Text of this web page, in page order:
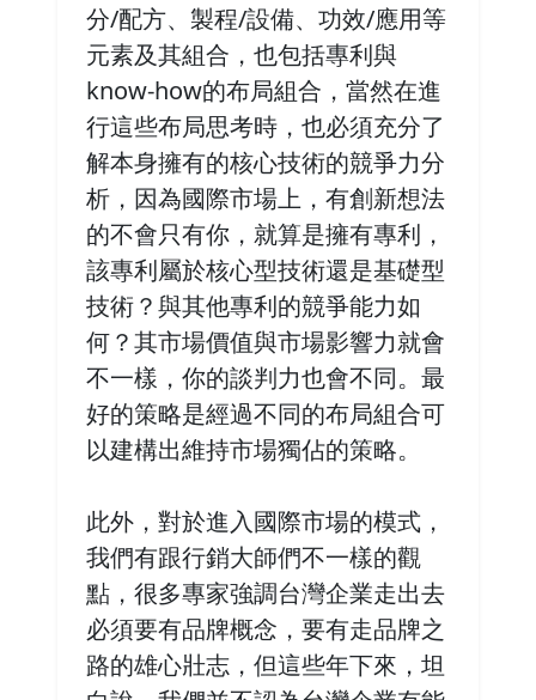
分/配方、製程/設備、功效/應用等
元素及其組合，也包括專利與
know-how的布局組合，當然在進
行這些布局思考時，也必須充分了
解本身擁有的核心技術的競爭力分
析，因為國際市場上，有創新想法
的不會只有你，就算是擁有專利，
該專利屬於核心型技術還是基礎型
技術？與其他專利的競爭能力如
何？其市場價值與市場影響力就會
不一樣，你的談判力也會不同。最
好的策略是經過不同的布局組合可
以建構出維持市場獨佔的策略。
此外，對於進入國際市場的模式，
我們有跟行銷大師們不一樣的觀
點，很多專家強調台灣企業走出去
必須要有品牌概念，要有走品牌之
路的雄心壯志，但這些年下來，坦